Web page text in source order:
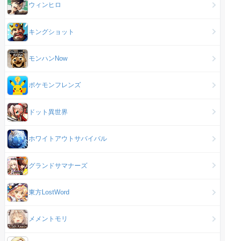
ウィンヒロ
キングショット
モンハンNow
ポケモンフレンズ
ドット異世界
ホワイトアウトサバイバル
グランドサマナーズ
東方LostWord
メメントモリ